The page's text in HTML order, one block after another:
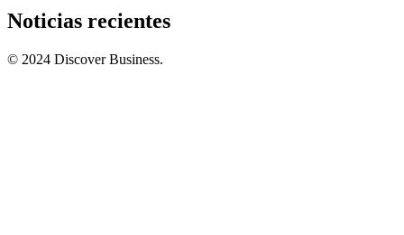
Noticias recientes
© 2024 Discover Business.